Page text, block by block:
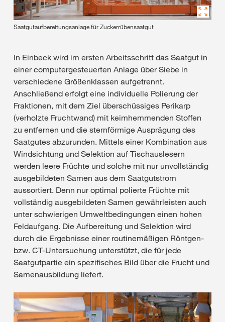
Saatgutaufbereitungsanlage für Zuckerrübensaatgut
In Einbeck wird im ersten Arbeitsschritt das Saatgut in
einer computergesteuerten Anlage über Siebe in
verschiedene Größenklassen aufgetrennt.
Anschließend erfolgt eine individuelle Polierung der
Fraktionen, mit dem Ziel überschüssiges Perikarp
(verholzte Fruchtwand) mit keimhemmenden Stoffen
zu entfernen und die sternförmige Ausprägung des
Saatgutes abzurunden. Mittels einer Kombination aus
Windsichtung und Selektion auf Tischauslesern
werden leere Früchte und solche mit nur unvollständig
ausgebildeten Samen aus dem Saatgutstrom
aussortiert. Denn nur optimal polierte Früchte mit
vollständig ausgebildeten Samen gewährleisten auch
unter schwierigen Umweltbedingungen einen hohen
Feldaufgang. Die Aufbereitung und Selektion wird
durch die Ergebnisse einer routinemäßigen Röntgen-
bzw. CT-Untersuchung unterstützt, die für jede
Saatgutpartie ein spezifisches Bild über die Frucht und
Samenausbildung liefert.